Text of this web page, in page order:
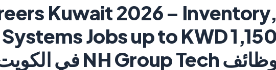
Kuwait 2026 – Inventory,